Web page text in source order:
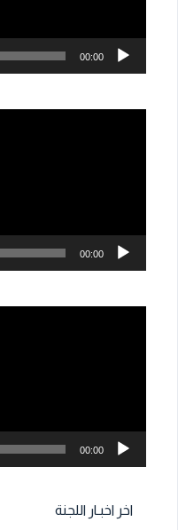
00:00
00:00
00:00
اخر اخبـار اللجنة